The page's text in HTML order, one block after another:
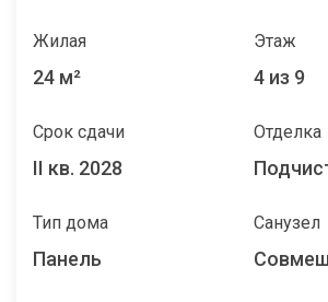
Жилая
24 м²
Этаж
4 из 9
Срок сдачи
II кв. 2028
Отделка
Тип дома
Панель
Санузел